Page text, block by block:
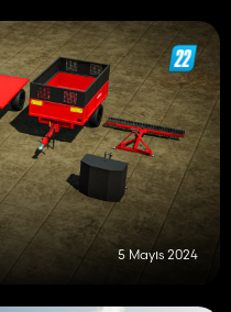
5 Mayıs 2024